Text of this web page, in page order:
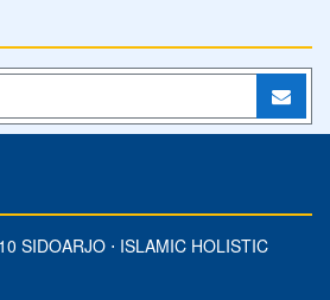
SIDOARJO ⋅ ISLAMIC HOLISTIC